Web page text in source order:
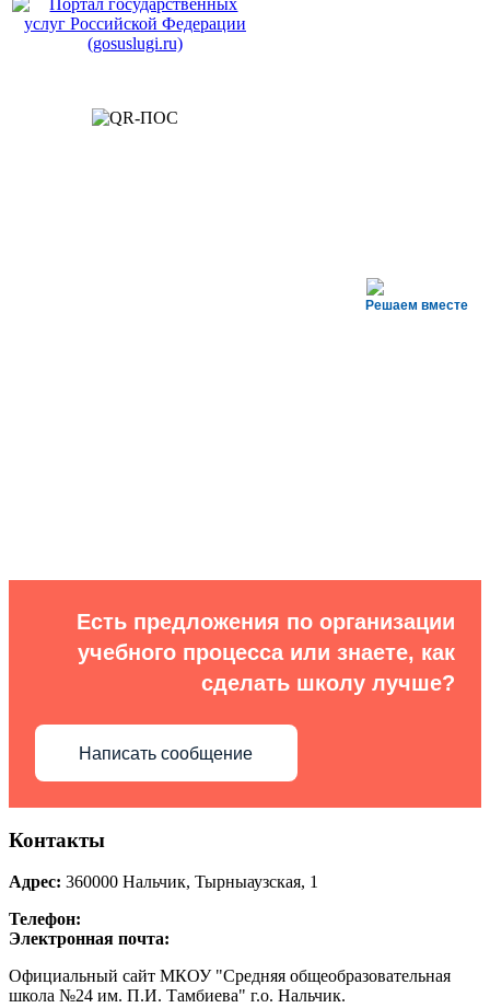
Решаем вместе
Есть предложения по организации
учебного процесса или знаете, как
сделать школу лучше?
Написать сообщение
Контакты
Адрес: 360000 Нальчик, Тырныаузская, 1
Телефон:
Электронная почта:
Официальный сайт МКОУ "Средняя общеобразовательная
школа №24 им. П.И. Тамбиева" г.о. Нальчик.